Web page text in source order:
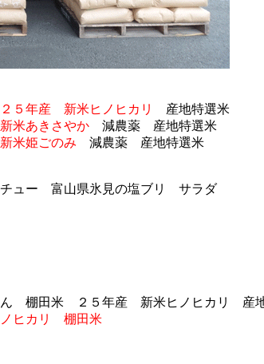
２５年産 新米ヒノヒカリ
産地特選米
米あきさやか 減農薬 産地特選米
米姫ごのみ 減農薬 産地特選米
ヒカリ 棚田米